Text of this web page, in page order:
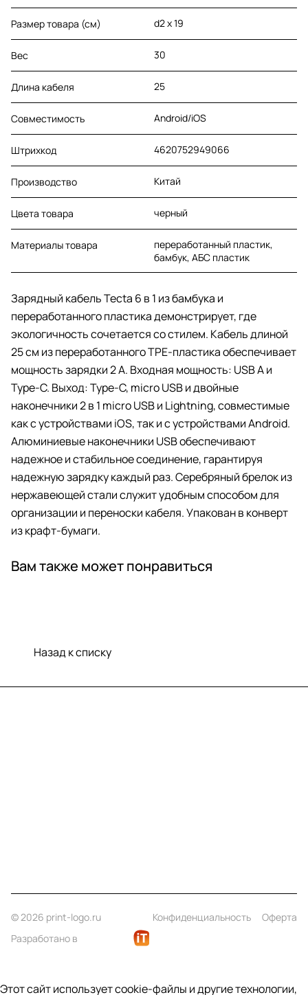
Размер товара (см) d2 x 19
Вес 30
Длина кабеля 25
Совместимость Android/iOS
Штрихкод 4620752949066
Производство Китай
Цвета товара черный
Материалы товара
переработанный пластик,
бамбук, АБС пластик
Зарядный кабель Tecta 6 в 1 из бамбука и
переработанного пластика демонстрирует, где
экологичность сочетается со стилем. Кабель длиной
25 см из переработанного TPE-пластика обеспечивает
мощность зарядки 2 А. Входная мощность: USB A и
Type-C. Выход: Type-C, micro USB и двойные
наконечники 2 в 1 micro USB и Lightning, совместимые
как с устройствами iOS, так и с устройствами Android.
Алюминиевые наконечники USB обеспечивают
надежное и стабильное соединение, гарантируя
надежную зарядку каждый раз. Серебряный брелок из
нержавеющей стали служит удобным способом для
организации и переноски кабеля. Упакован в конверт
из крафт-бумаги.
Вам также может понравиться
Назад к списку
© 2026 print-logo.ru Конфиденциальность
Оферта
Разработано в
Этот сайт использует cookie-файлы и другие технологии,